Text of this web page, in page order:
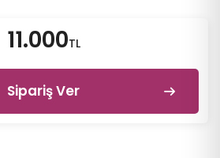
11.000TL
Sipariş Ver